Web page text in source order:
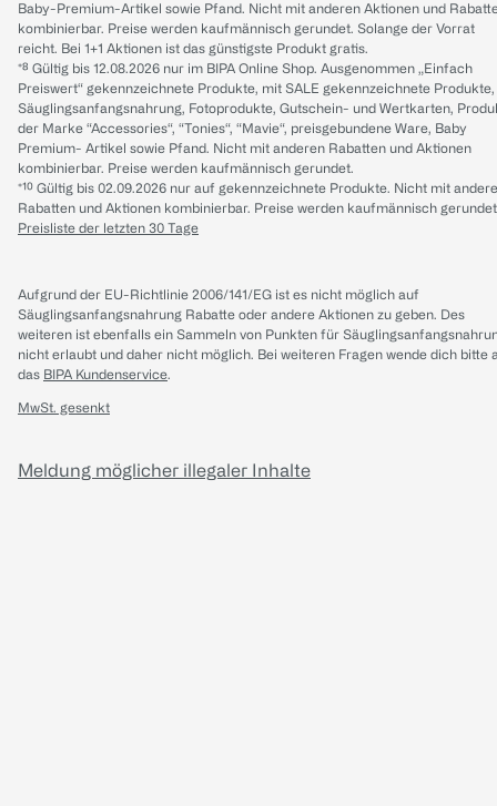
Baby-Premium-Artikel sowie Pfand. Nicht mit anderen Aktionen und
kombinierbar. Preise werden kaufmännisch gerundet. Solange der Vorrat
reicht. Bei 1+1 Aktionen ist das günstigste Produkt gratis.
*⁸ Gültig bis 12.08.2026 nur im BIPA Online Shop. Ausgenommen „Einfach
Preiswert“ gekennzeichnete Produkte, mit SALE gekennzeichnete Produkte,
Säuglingsanfangsnahrung, Fotoprodukte, Gutschein- und Wertkarten,
der Marke “Accessories“, “Tonies“, “Mavie“, preisgebundene Ware, Baby
Premium- Artikel sowie Pfand. Nicht mit anderen Rabatten und Aktionen
kombinierbar. Preise werden kaufmännisch gerundet.
*¹⁰ Gültig bis 02.09.2026 nur auf gekennzeichnete Produkte. Nicht mit
Rabatten und Aktionen kombinierbar. Preise werden kaufmännisch
Preisliste der letzten 30 Tage
Aufgrund der EU-Richtlinie 2006/141/EG ist es nicht möglich auf
Säuglingsanfangsnahrung Rabatte oder andere Aktionen zu geben. Des
weiteren ist ebenfalls ein Sammeln von Punkten für
nicht erlaubt und daher nicht möglich. Bei weiteren Fragen wende dich bitte
das BIPA Kundenservice.
MwSt. gesenkt
Meldung möglicher illegaler Inhalte